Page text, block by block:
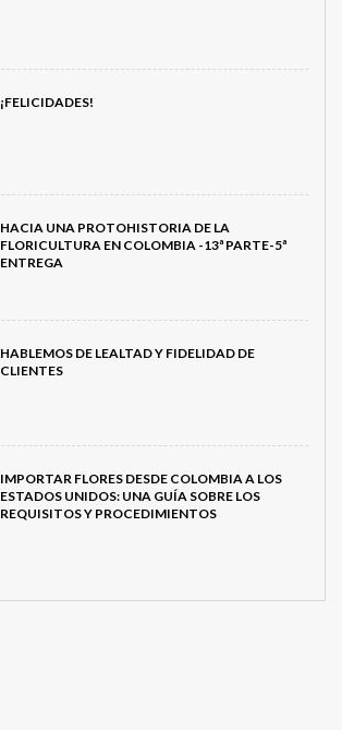
¡FELICIDADES!
HACIA UNA PROTOHISTORIA DE LA
FLORICULTURA EN COLOMBIA -13ª PARTE-5ª
ENTREGA
HABLEMOS DE LEALTAD Y FIDELIDAD DE
CLIENTES
IMPORTAR FLORES DESDE COLOMBIA A LOS
ESTADOS UNIDOS: UNA GUÍA SOBRE LOS
REQUISITOS Y PROCEDIMIENTOS